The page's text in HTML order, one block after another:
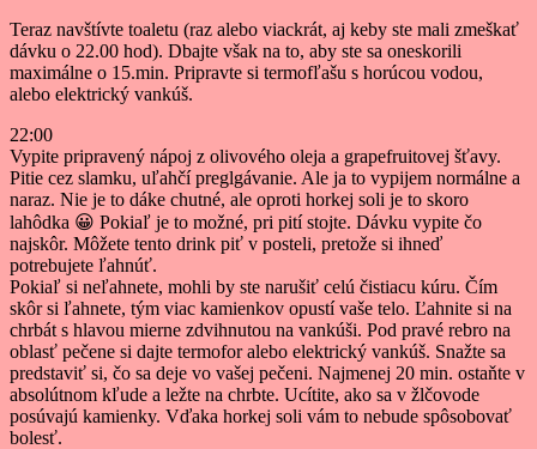
Teraz navštívte toaletu (raz alebo viackrát, aj keby ste mali zmeškať
dávku o 22.00 hod). Dbajte však na to, aby ste sa oneskorili
maximálne o 15.min. Pripravte si termofľašu s horúcou vodou,
alebo elektrický vankúš.
22:00
Vypite pripravený nápoj z olivového oleja a grapefruitovej šťavy.
Pitie cez slamku, uľahčí preglgávanie. Ale ja to vypijem normálne a
naraz. Nie je to dáke chutné, ale oproti horkej soli je to skoro
lahôdka 😀 Pokiaľ je to možné, pri pití stojte. Dávku vypite čo
najskôr. Môžete tento drink piť v posteli, pretože si ihneď
potrebujete ľahnúť.
Pokiaľ si neľahnete, mohli by ste narušiť celú čistiacu kúru. Čím
skôr si ľahnete, tým viac kamienkov opustí vaše telo. Ľahnite si na
chrbát s hlavou mierne zdvihnutou na vankúši. Pod pravé rebro na
oblasť pečene si dajte termofor alebo elektrický vankúš. Snažte sa
predstaviť si, čo sa deje vo vašej pečeni. Najmenej 20 min. ostaňte v
absolútnom kľude a ležte na chrbte. Ucítite, ako sa v žlčovode
posúvajú kamienky. Vďaka horkej soli vám to nebude spôsobovať
bolesť.